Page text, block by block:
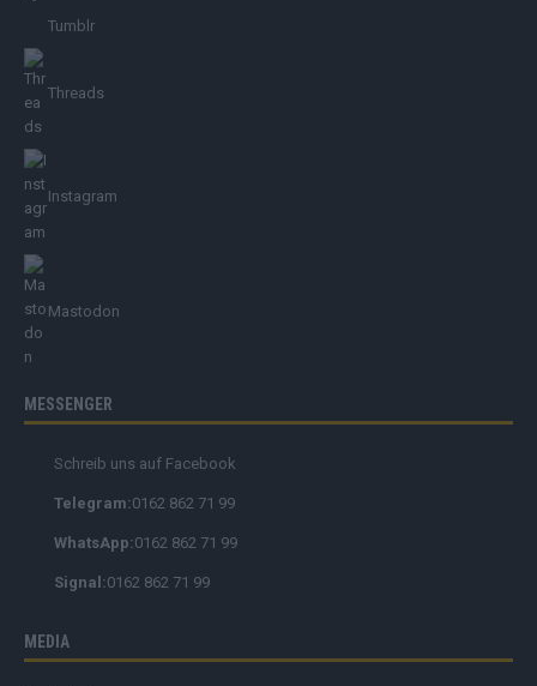
Tumblr
Threads
Instagram
Mastodon
MESSENGER
Schreib uns auf Facebook
Telegram:0162 862 71 99
WhatsApp:0162 862 71 99
Signal:0162 862 71 99
MEDIA